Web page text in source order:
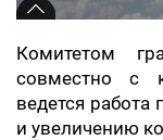
Комитетом
совместно с
ведется
и увеличению